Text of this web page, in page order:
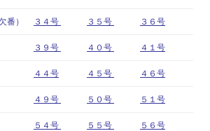
） ３４号 ３５号 ３６号
３９号 ４０号 ４１号
４４号 ４５号 ４６号
４９号 ５０号 ５１号
５４号 ５５号 ５６号